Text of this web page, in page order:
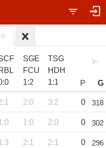
:0
SGE
FCU
1:2
TSG
HDH
1:1 P G
2:0 3:2 0 318
1:0 2:0 0 302
2:1 2:1 0 296